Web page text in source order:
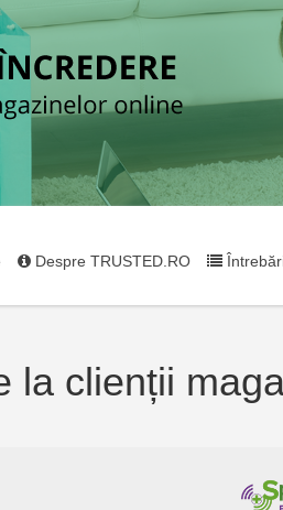
Despre TRUSTED.RO
la clienții